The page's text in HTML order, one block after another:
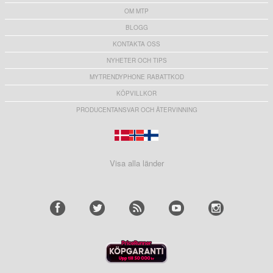
OM MTP
BLOGG
KONTAKTA OSS
NYHETER OCH TIPS
MYTRENDYPHONE RABATTKOD
KÖPVILLKOR
PRODUCENTANSVAR OCH ÅTERVINNING
Visa alla länder